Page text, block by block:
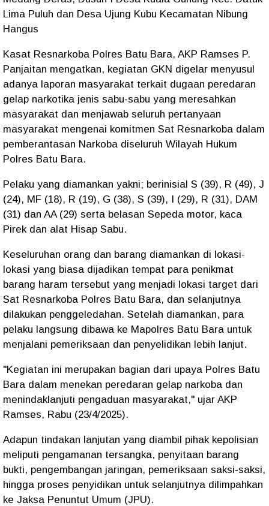
Lima Puluh dan Desa Ujung Kubu Kecamatan Nibung
Hangus
Kasat Resnarkoba Polres Batu Bara, AKP Ramses P.
Panjaitan mengatkan, kegiatan GKN digelar menyusul
adanya laporan masyarakat terkait dugaan peredaran
gelap narkotika jenis sabu-sabu yang meresahkan
masyarakat dan menjawab seluruh pertanyaan
masyarakat mengenai komitmen Sat Resnarkoba dalam
pemberantasan Narkoba diseluruh Wilayah Hukum
Polres Batu Bara.
Pelaku yang diamankan yakni; berinisial S (39), R (49), J
(24), MF (18), R (19), G (38), S (39), I (29), R (31), DAM
(31) dan AA (29) serta belasan Sepeda motor, kaca
Pirek dan alat Hisap Sabu.
Keseluruhan orang dan barang diamankan di lokasi-
lokasi yang biasa dijadikan tempat para penikmat
barang haram tersebut yang menjadi lokasi target dari
Sat Resnarkoba Polres Batu Bara, dan selanjutnya
dilakukan penggeledahan. Setelah diamankan, para
pelaku langsung dibawa ke Mapolres Batu Bara untuk
menjalani pemeriksaan dan penyelidikan lebih lanjut.
"Kegiatan ini merupakan bagian dari upaya Polres Batu
Bara dalam menekan peredaran gelap narkoba dan
menindaklanjuti pengaduan masyarakat," ujar AKP
Ramses, Rabu (23/4/2025).
Adapun tindakan lanjutan yang diambil pihak kepolisian
meliputi pengamanan tersangka, penyitaan barang
bukti, pengembangan jaringan, pemeriksaan saksi-saksi,
hingga proses penyidikan untuk selanjutnya dilimpahkan
ke Jaksa Penuntut Umum (JPU).